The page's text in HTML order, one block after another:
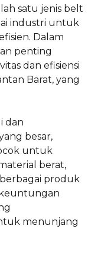
satu jenis belt
industri untuk
Dalam
penting
dan efisiensi
Barat, yang
dan
besar,
untuk
berat,
produk
menunjang